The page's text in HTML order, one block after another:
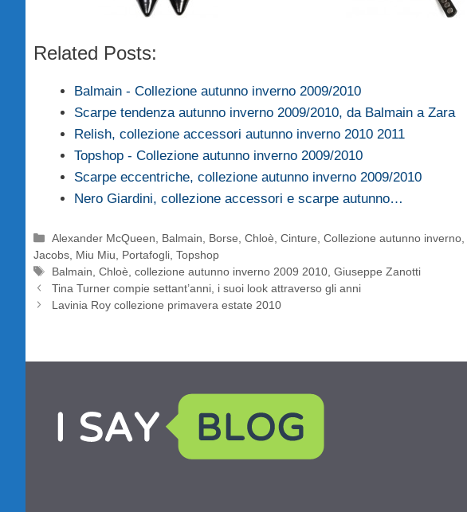
Related Posts:
Balmain - Collezione autunno inverno 2009/2010
Scarpe tendenza autunno inverno 2009/2010, da Balmain a Zara
Relish, collezione accessori autunno inverno 2010 2011
Topshop - Collezione autunno inverno 2009/2010
Scarpe eccentriche, collezione autunno inverno 2009/2010
Nero Giardini, collezione accessori e scarpe autunno…
Categorie
Alexander McQueen Balmain Borse ,Chloè ,Cinture ,Collezione autunno inverno
Jacobs Miu Miu Portafogli Topshop
Tag
Balmain ,Chloè ,collezione autunno inverno 2009 2010 ,Giuseppe Zanotti
Tina Turner compie settant’anni, i suoi look attraverso gli anni
Lavinia Roy collezione primavera estate 2010